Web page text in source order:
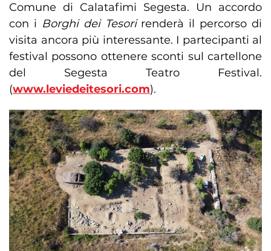
Comune di Calatafimi Segesta. Un accordo
con i Borghi dei Tesorirenderà il percorso di
visita ancora più interessante. I partecipanti al
festival possono ottenere sconti sul cartellone
del Segesta Teatro Festival.
(www.leviedeitesori.com).